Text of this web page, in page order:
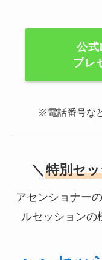
公
プレ
※電話番号な
＼ 特別セ
アセンショナー
ルセッションの